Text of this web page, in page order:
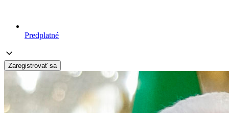
Predplatné
Zaregistrovať sa